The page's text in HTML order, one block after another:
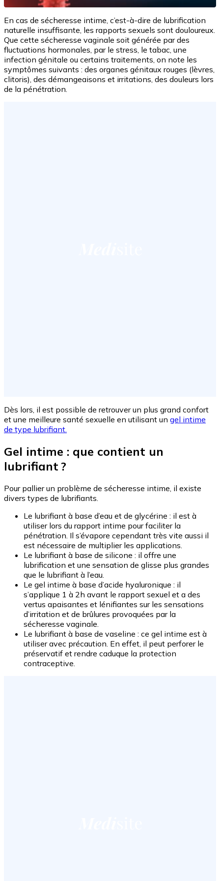
En cas de sécheresse intime, c’est-à-dire de lubrification
naturelle insuffisante, les rapports sexuels sont douloureux.
Que cette sécheresse vaginale soit générée par des
fluctuations hormonales, par le stress, le tabac, une
infection génitale ou certains traitements, on note les
symptômes suivants : des organes génitaux rouges (lèvres,
clitoris), des démangeaisons et irritations, des douleurs lors
de la pénétration.
Dès lors, il est possible de retrouver un plus grand confort
et une meilleure santé sexuelle en utilisant un gel intime
de type lubrifiant.
Gel intime : que contient un
lubrifiant ?
Pour pallier un problème de sécheresse intime, il existe
divers types de lubrifiants.
Le lubrifiant à base d’eau et de glycérine : il est à
utiliser lors du rapport intime pour faciliter la
pénétration. Il s’évapore cependant très vite aussi il
est nécessaire de multiplier les applications.
Le lubrifiant à base de silicone : il offre une
lubrification et une sensation de glisse plus grandes
que le lubrifiant à l’eau.
Le gel intime à base d’acide hyaluronique : il
s’applique 1 à 2h avant le rapport sexuel et a des
vertus apaisantes et lénifiantes sur les sensations
d’irritation et de brûlures provoquées par la
sécheresse vaginale.
Le lubrifiant à base de vaseline : ce gel intime est à
utiliser avec précaution. En effet, il peut perforer le
préservatif et rendre caduque la protection
contraceptive.